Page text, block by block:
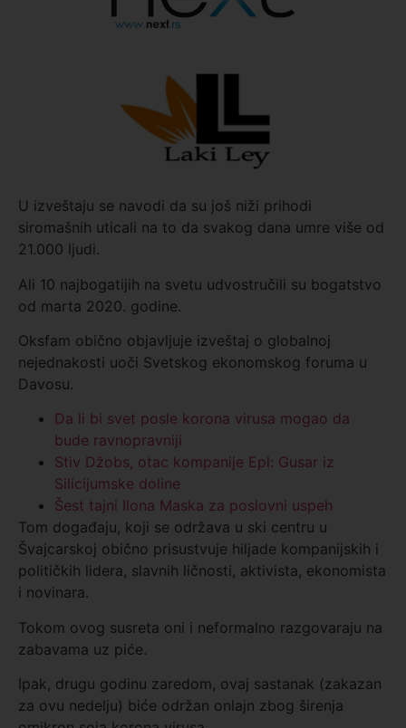
U izveštaju se navodi da su još niži prihodi
siromašnih uticali na to da svakog dana umre više od
21.000 ljudi.
Ali 10 najbogatijih na svetu udvostručili su bogatstvo
od marta 2020. godine.
Oksfam obično objavljuje izveštaj o globalnoj
nejednakosti uoči Svetskog ekonomskog foruma u ​​
Davosu.
Da li bi svet posle korona virusa mogao da
bude ravnopravniji
Stiv Džobs, otac kompanije Epl: Gusar iz
Silicijumske doline
Šest tajni Ilona Maska za poslovni uspeh
Tom događaju, koji se održava u ski centru u
Švajcarskoj obično prisustvuje hiljade kompanijskih i
političkih lidera, slavnih ličnosti, aktivista, ekonomista
i novinara.
Tokom ovog susreta oni i neformalno razgovaraju na
zabavama uz piće.
Ipak, drugu godinu zaredom, ovaj sastanak (zakazan
za ovu nedelju) biće održan onlajn zbog širenja